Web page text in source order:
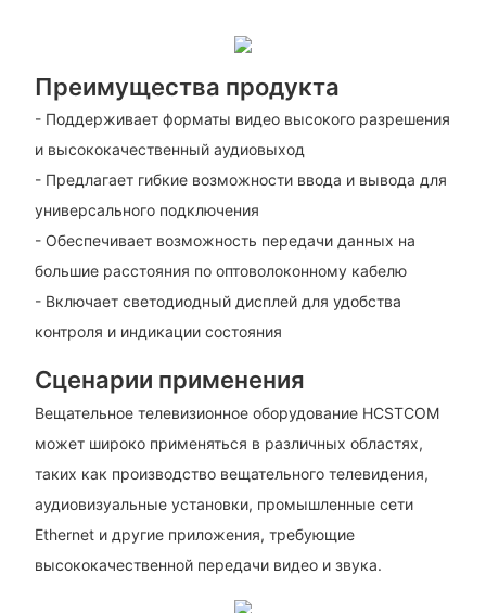
Преимущества продукта
- Поддерживает форматы видео высокого разрешения
и высококачественный аудиовыход
- Предлагает гибкие возможности ввода и вывода для
универсального подключения
- Обеспечивает возможность передачи данных на
большие расстояния по оптоволоконному кабелю
- Включает светодиодный дисплей для удобства
контроля и индикации состояния
Сценарии применения
Вещательное телевизионное оборудование HCSTCOM
может широко применяться в различных областях,
таких как производство вещательного телевидения,
аудиовизуальные установки, промышленные сети
Ethernet и другие приложения, требующие
высококачественной передачи видео и звука.